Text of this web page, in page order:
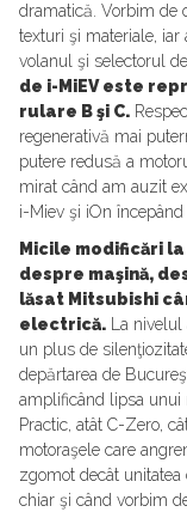
dramatică. Vorbim de
texturi şi materiale, iar
volanul şi selectorul
de i-MiEV este
rulare B şi C.
regenerativă mai
putere redusă a
mirat când am auzit
i-Miev şi iOn începând
Micile modificări
despre maşină,
lăsat Mitsubishi
electrică. La
un plus de
depărtarea de
amplificând lipsa unui
Practic, atât C-Zero,
motoraşele care
zgomot decât
chiar şi când vorbim